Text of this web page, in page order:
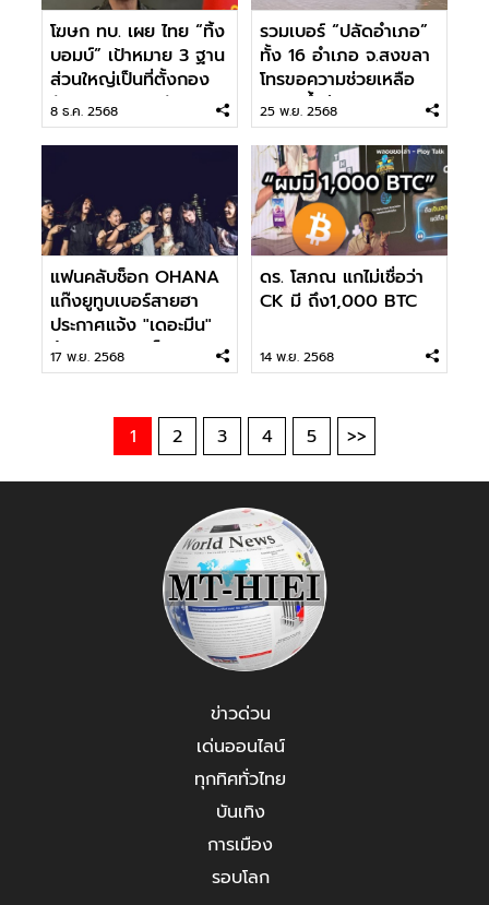
โฆษก ทบ. เผย ไทย “ทิ้ง
บอมบ์” เป้าหมาย 3 ฐาน
ส่วนใหญ่เป็นที่ตั้งกอง
บัญชาการทหารกัมพูชา
8 ธ.ค. 2568
รวมเบอร์ “ปลัดอำเภอ”
ทั้ง 16 อำเภอ จ.สงขลา
โทรขอความช่วยเหลือ
เหตุ “น้ำท่วม”
25 พ.ย. 2568
แฟนคลับช็อก OHANA
แก๊งยูทูบเบอร์สายฮา
ประกาศแจ้ง "เดอะมีน"
พ้นสภาพการเป็น
พนักงาน
17 พ.ย. 2568
ดร. โสภณ แกไม่เชื่อว่า
CK มี ถึง1,000 BTC
14 พ.ย. 2568
1 2 3 4 5 >>
ข่าวด่วน
เด่นออนไลน์
ทุกทิศทั่วไทย
บันเทิง
การเมือง
รอบโลก